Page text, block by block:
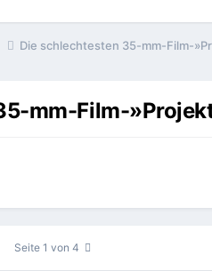
Die schlechtesten 35-mm-Film-
mm-Film-
Seite 1 von 4